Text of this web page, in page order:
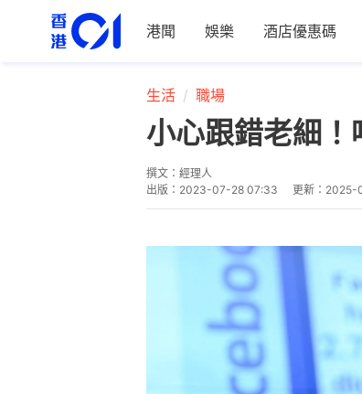
港聞 娛樂 酒店優惠碼
生活 職場
小心跟錯老細
撰文： 經理人
出版： 2023-07-28 07:33 更新： 2025-